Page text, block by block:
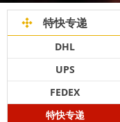
特快专递
DHL
UPS
FEDEX
特快专递